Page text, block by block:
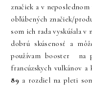
značiek a v
obľúbených značiek/
som ich rada vyskúšala v
dobrú skúsenosť a
používam booster na
francúzskych vulkánov
89 a rozdiel na pleti